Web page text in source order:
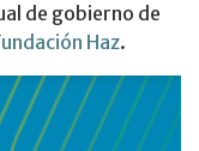
de gobierno de
Haz.